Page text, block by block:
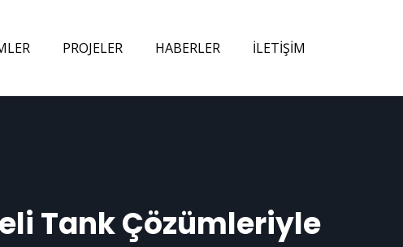
PROJELER HABERLER İLETIŞIM
Tank Çözümleriyle